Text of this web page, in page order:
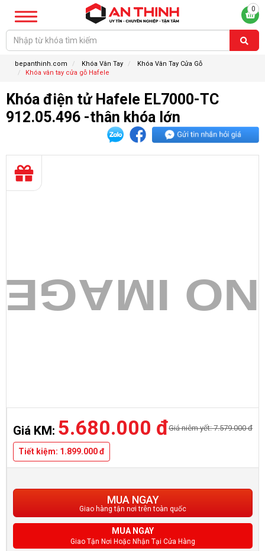
0
bepanthinh.com Khóa Vân Tay
Khóa Vân Tay Cửa Gỗ
Khóa vân tay cửa gỗ Hafele
Khóa điện tử Hafele EL7000-TC
912.05.496 -thân khóa lớn
Giá KM: 5.680.000 đGiá niêm yết: 7.579.000 đ
Tiết kiệm: 1.899.000 đ
MUA NGAY
Giao hàng tận nơi trên toàn quốc
MUA NGAY
Giao Tận Nơi Hoặc Nhận Tại Cửa Hàng